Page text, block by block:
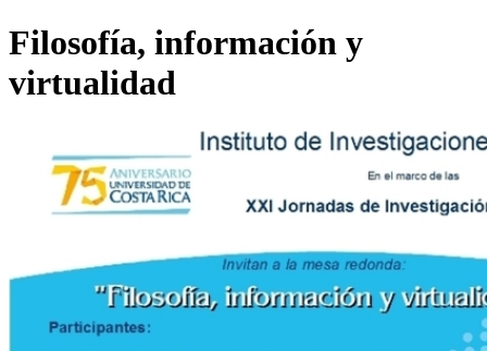
Filosofía, información y
virtualidad